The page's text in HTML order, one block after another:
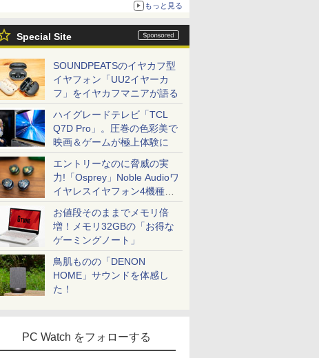
もっと見る
Special Site
SOUNDPEATSのイヤカフ型
イヤフォン「UU2イヤーカ
フ」をイヤカフマニアが語る
ハイグレードテレビ「TCL
Q7D Pro」。圧巻の色彩美で
映画＆ゲームが極上体験に
エントリーなのに脅威の実
力!「Osprey」Noble Audioワ
イヤレスイヤフォン4機種を
一気に聴く
お値段そのままでメモリ倍
増！メモリ32GBの「お得な
ゲーミングノート」
鳥肌ものの「DENON
HOME」サウンドを体感し
た！
PC Watch をフォローする